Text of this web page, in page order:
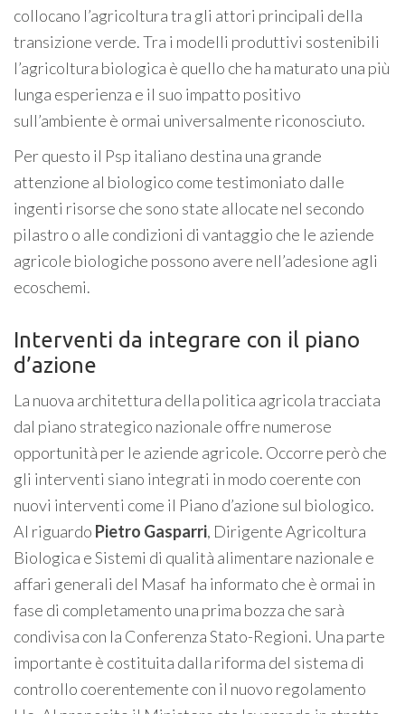
collocano l’agricoltura tra gli attori principali della
transizione verde. Tra i modelli produttivi sostenibili
l’agricoltura biologica è quello che ha maturato una più
lunga esperienza e il suo impatto positivo
sull’ambiente è ormai universalmente riconosciuto.
Per questo il Psp italiano destina una grande
attenzione al biologico come testimoniato dalle
ingenti risorse che sono state allocate nel secondo
pilastro o alle condizioni di vantaggio che le aziende
agricole biologiche possono avere nell’adesione agli
ecoschemi.
Interventi da integrare con il piano
d’azione
La nuova architettura della politica agricola tracciata
dal piano strategico nazionale offre numerose
opportunità per le aziende agricole. Occorre però che
gli interventi siano integrati in modo coerente con
nuovi interventi come il Piano d’azione sul biologico.
Al riguardo Pietro Gasparri, Dirigente Agricoltura
Biologica e Sistemi di qualità alimentare nazionale e
affari generali del Masaf ha informato che è ormai in
fase di completamento una prima bozza che sarà
condivisa con la Conferenza Stato-Regioni. Una parte
importante è costituita dalla riforma del sistema di
controllo coerentemente con il nuovo regolamento